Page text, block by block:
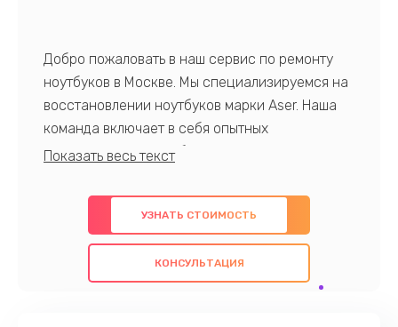
Добро пожаловать в наш сервис по ремонту
ноутбуков в Москве. Мы специализируемся на
восстановлении ноутбуков марки Aser. Наша
команда включает в себя опытных
профессионалов с обширными знаниями и
предлагаем быстрый и качественный ремонт с
использованием оригинальных компонентов, а
также гарантируем качество всех
проведенных работ. Наша цель - предоставить
УЗНАТЬ СТОИМОСТЬ
КОНСУЛЬТАЦИЯ